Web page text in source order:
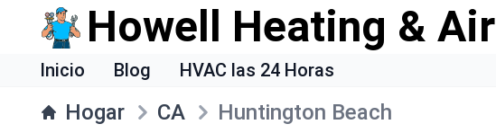
Howell Heating & Air
Inicio Blog HVAC las 24 Horas
Hogar CA Huntington Beach